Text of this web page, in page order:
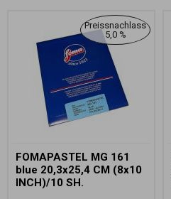
Preissnachlass
5,0 %
FOMAPASTEL MG 161
blue 20,3x25,4 CM (8x10
INCH)/10 SH.